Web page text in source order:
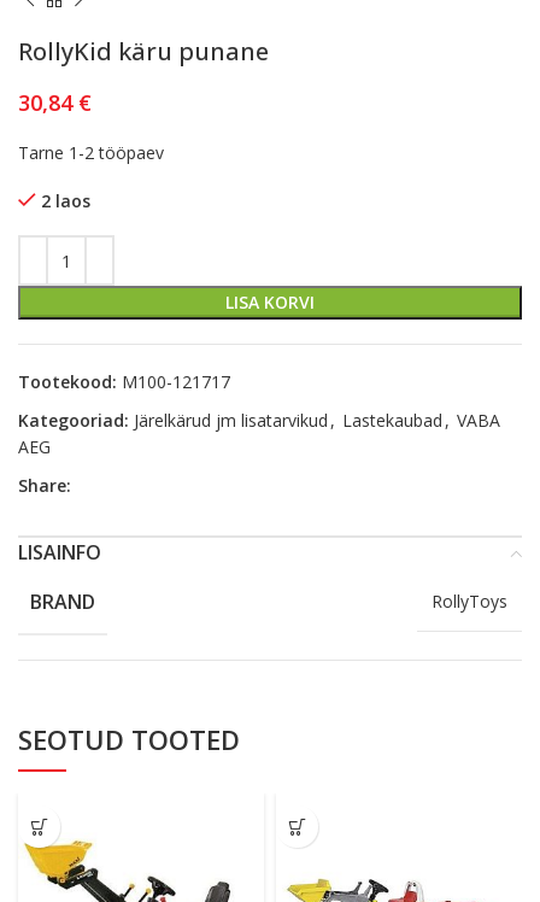
RollyKid käru punane
30,84 €
Tarne 1-2 tööpaev
2 laos
LISA KORVI
Tootekood: M100-121717
Kategooriad: Järelkärud jm lisatarvikud , Lastekaubad , VABA
AEG
Share:
LISAINFO
BRAND
RollyToys
SEOTUD TOOTED